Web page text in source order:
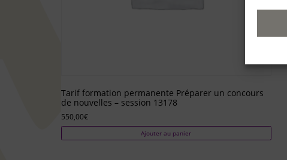
Tarif formation permanente Préparer un concours
de nouvelles – session 13178
550,00€
Ajouter au panier